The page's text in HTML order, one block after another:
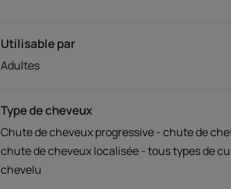
Utilisable par
Adultes
Type de cheveux
Chute de cheveux progressive - chute de
chute de cheveux localisée - tous types de
chevelu